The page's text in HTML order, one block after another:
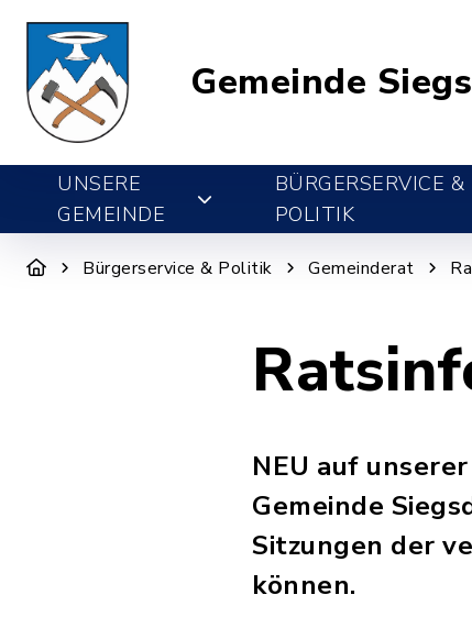
Gemeinde
UNSERE
GEMEINDE
BÜRGERSERVICE &
POLITIK
Bürgerservice & Politik Gemeinderat
NEU auf
Gemeinde
Sitzungen der
können.